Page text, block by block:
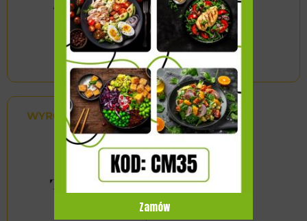
WYRÓŻNIONY
Zamów